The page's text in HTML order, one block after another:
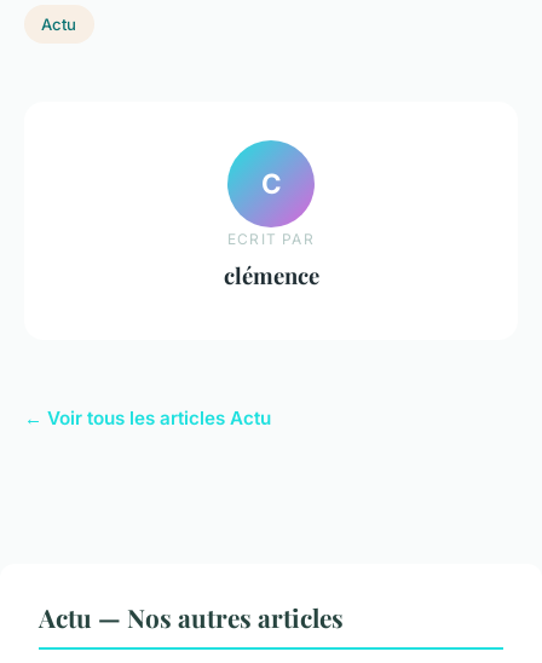
Actu
C
ECRIT PAR
clémence
← Voir tous les articles Actu
Actu — Nos autres articles